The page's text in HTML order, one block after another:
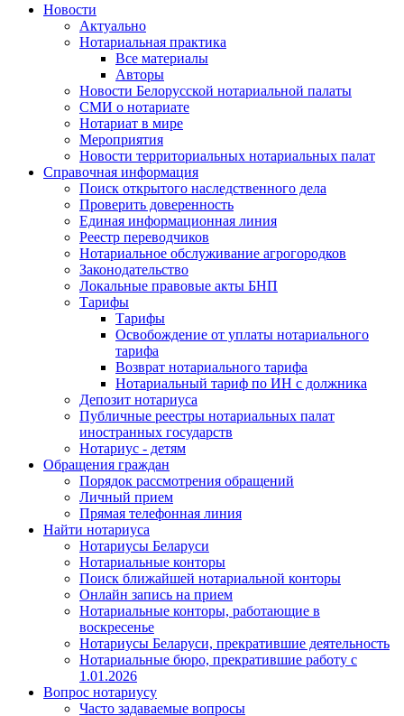
Новости
Актуально
Нотариальная практика
Все материалы
Авторы
Новости Белорусской нотариальной палаты
СМИ о нотариате
Нотариат в мире
Мероприятия
Новости территориальных нотариальных палат
Справочная информация
Поиск открытого наследственного дела
Проверить доверенность
Единая информационная линия
Реестр переводчиков
Нотариальное обслуживание агрогородков
Законодательство
Локальные правовые акты БНП
Тарифы
Тарифы
Освобождение от уплаты нотариального
тарифа
Возврат нотариального тарифа
Нотариальный тариф по ИН с должника
Депозит нотариуса
Публичные реестры нотариальных палат
иностранных государств
Нотариус - детям
Обращения граждан
Порядок рассмотрения обращений
Личный прием
Прямая телефонная линия
Найти нотариуса
Нотариусы Беларуси
Нотариальные конторы
Поиск ближайшей нотариальной конторы
Онлайн запись на прием
Нотариальные конторы, работающие в
воскресенье
Нотариусы Беларуси, прекратившие деятельность
Нотариальные бюро, прекратившие работу с
1.01.2026
Вопрос нотариусу
Часто задаваемые вопросы